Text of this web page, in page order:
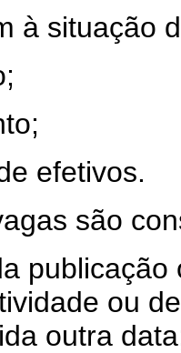
situação
efetivos.
são
ou
outra